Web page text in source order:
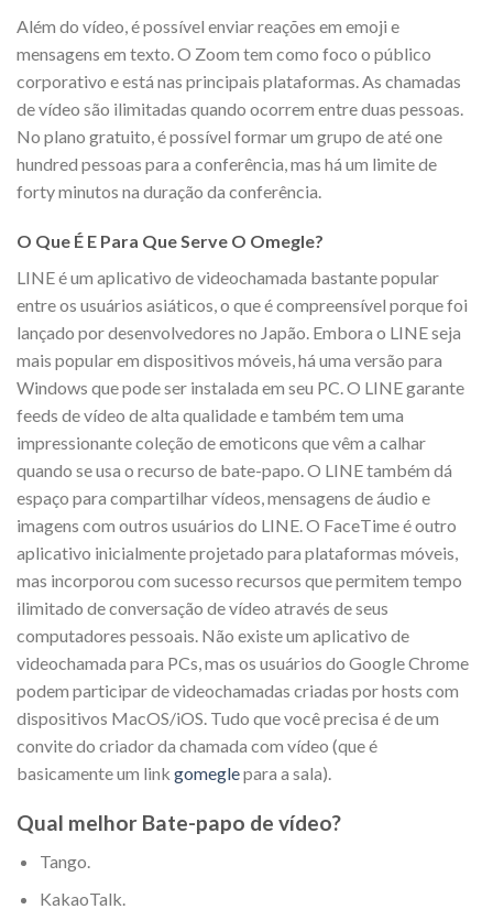
Além do vídeo, é possível enviar reações em emoji e
mensagens em texto. O Zoom tem como foco o público
corporativo e está nas principais plataformas. As chamadas
de vídeo são ilimitadas quando ocorrem entre duas pessoas.
No plano gratuito, é possível formar um grupo de até one
hundred pessoas para a conferência, mas há um limite de
forty minutos na duração da conferência.
O Que É E Para Que Serve O Omegle?
LINE é um aplicativo de videochamada bastante popular
entre os usuários asiáticos, o que é compreensível porque foi
lançado por desenvolvedores no Japão. Embora o LINE seja
mais popular em dispositivos móveis, há uma versão para
Windows que pode ser instalada em seu PC. O LINE garante
feeds de vídeo de alta qualidade e também tem uma
impressionante coleção de emoticons que vêm a calhar
quando se usa o recurso de bate-papo. O LINE também dá
espaço para compartilhar vídeos, mensagens de áudio e
imagens com outros usuários do LINE. O FaceTime é outro
aplicativo inicialmente projetado para plataformas móveis,
mas incorporou com sucesso recursos que permitem tempo
ilimitado de conversação de vídeo através de seus
computadores pessoais. Não existe um aplicativo de
videochamada para PCs, mas os usuários do Google Chrome
podem participar de videochamadas criadas por hosts com
dispositivos MacOS/iOS. Tudo que você precisa é de um
convite do criador da chamada com vídeo (que é
basicamente um link gomeglepara a sala).
Qual melhor Bate-papo de vídeo?
Tango.
KakaoTalk.